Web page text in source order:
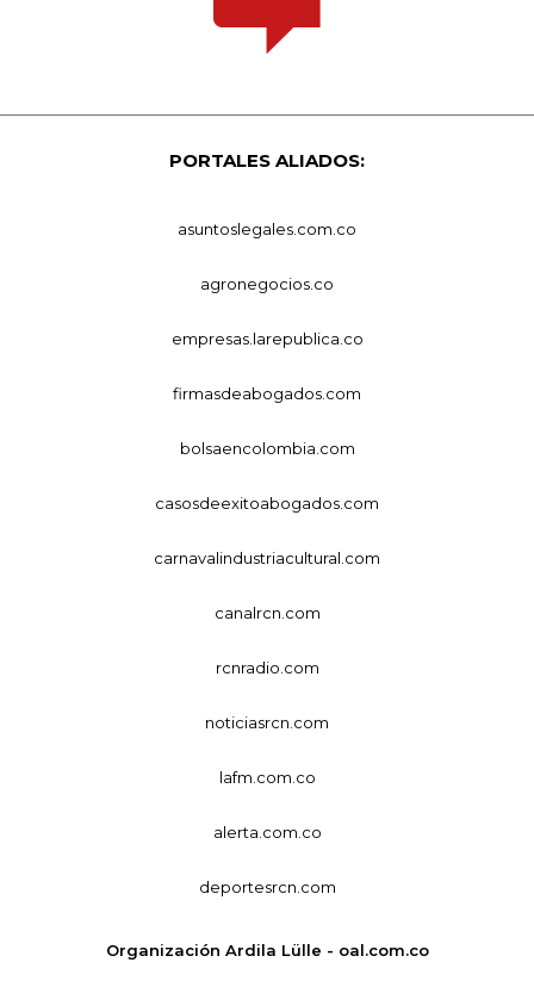
PORTALES ALIADOS:
asuntoslegales.com.co
agronegocios.co
empresas.larepublica.co
firmasdeabogados.com
bolsaencolombia.com
casosdeexitoabogados.com
carnavalindustriacultural.com
canalrcn.com
rcnradio.com
noticiasrcn.com
lafm.com.co
alerta.com.co
deportesrcn.com
Organización Ardila Lülle - oal.com.co